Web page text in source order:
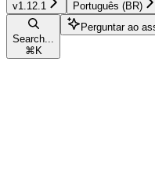
v1.12.1 Português (BR)
Search...
⌘ K
Perguntar ao